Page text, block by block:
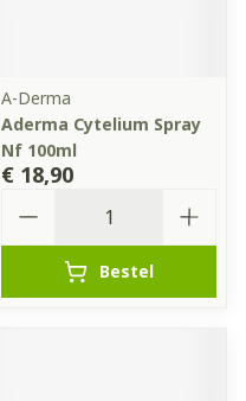
A-Derma
Aderma Cytelium Spray
Nf 100ml
€ 18,90
Bestel